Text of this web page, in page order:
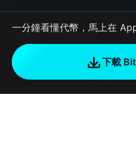
RWA
如何購買加密貨幣
Polygon
一分鐘看懂代幣，馬上在
下載